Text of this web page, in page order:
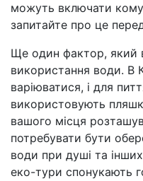
можуть включати
запитайте про це
Ще один фактор, який
використання води. В
варіюватися, і для
використовують
вашого місця
потребувати бути
води при душі та
еко-тури спонукають